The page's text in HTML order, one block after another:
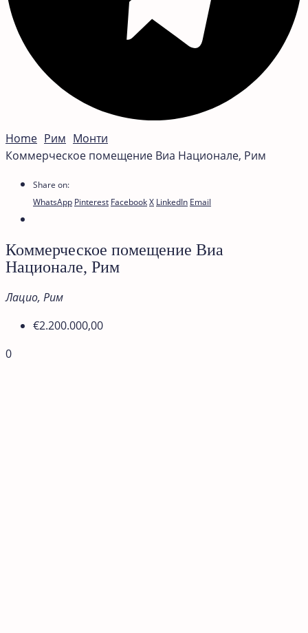
Home Рим Монти
Коммерческое помещение Виа Национале, Рим
Share on:
WhatsApp Pinterest FacebookX LinkedIn Email
Коммерческое помещение Виа
Национале, Рим
Лацио, Рим
€2.200.000,00
0